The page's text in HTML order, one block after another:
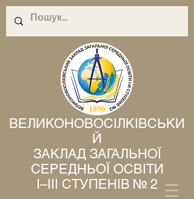
ВЕЛИКОНОВОСІЛКІВСЬКИ
Й
ЗАКЛАД ЗАГАЛЬНОЇ
СЕРЕДНЬОЇ ОСВІТИ
І–ІІІ СТУПЕНІВ № 2